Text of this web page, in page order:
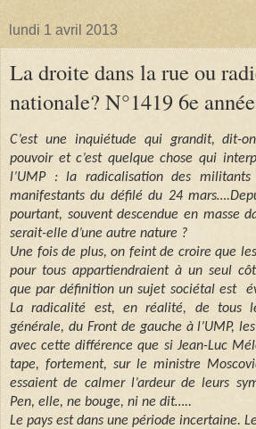
lundi 1 avril 2013
La droite dans la rue ou
nationale? N°1419 6e année
C’est une inquiétude qui grandit, dit-
pouvoir et c’est quelque chose qui
l’UMP : la radicalisation des
manifestants du défilé du 24
pourtant, souvent descendue en masse
serait-elle d’une autre nature ?
Une fois de plus, on feint de croire que
pour tous appartiendraient à un seul
que par définition un sujet sociétal est
La radicalité est, en réalité, de tous
générale, du Front de gauche à l’UMP,
avec cette différence que si Jean-Luc
tape, fortement, sur le ministre
essaient de calmer l’ardeur de leurs
Pen, elle, ne bouge, ni ne dit…..
Le pays est dans une période incertaine.